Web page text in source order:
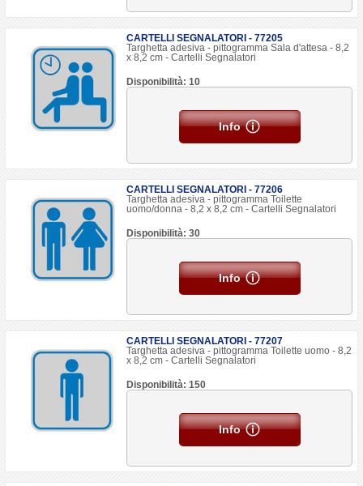
CARTELLI SEGNALATORI - 77205
Targhetta adesiva - pittogramma Sala d'attesa - 8,2
x 8,2 cm - Cartelli Segnalatori
Disponibilità: 10
Info
CARTELLI SEGNALATORI - 77206
Targhetta adesiva - pittogramma Toilette
uomo/donna - 8,2 x 8,2 cm - Cartelli Segnalatori
Disponibilità: 30
Info
CARTELLI SEGNALATORI - 77207
Targhetta adesiva - pittogramma Toilette uomo - 8,2
x 8,2 cm - Cartelli Segnalatori
Disponibilità: 150
Info